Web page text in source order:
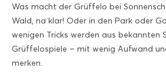
Was macht der Grüffelo bei
Wald, na klar! Oder in den Park oder
wenigen Tricks werden aus bekannten
Grüffelospiele – mit wenig Aufwand
merken.